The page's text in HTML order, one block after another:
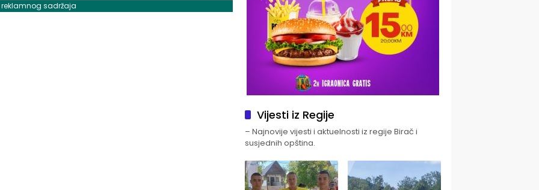
reklamnog sadržaja
Vijesti iz Regije
– Najnovije vijesti i aktuelnosti iz regije Birač i
susjednih opština.